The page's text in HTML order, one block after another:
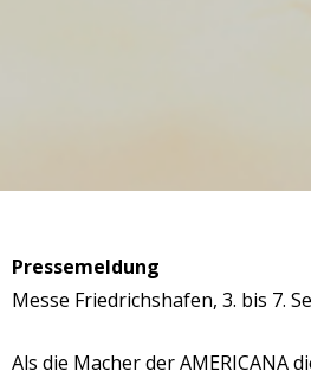
Pressemeldung
Messe Friedrichshafen, 3. bis 7.
Als die Macher der AMERICANA